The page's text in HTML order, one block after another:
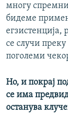
многу
бидеме
егзистенција,
се случи
поголеми
Но, и покрај
се има
останува